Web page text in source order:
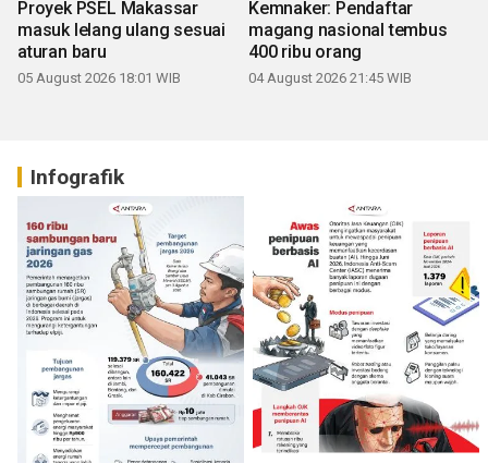
Proyek PSEL Makassar
masuk lelang ulang sesuai
aturan baru
05 August 2026 18:01 WIB
Kemnaker: Pendaftar
magang nasional tembus
400 ribu orang
04 August 2026 21:45 WIB
Infografik